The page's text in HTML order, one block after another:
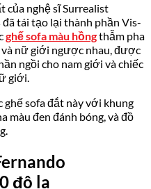
của nghệ sĩ Surrealist
đã tái tạo lại thành phần Vis-
ghế sofa màu hồngthẫm pha
nữ giới ngược nhau, được
ngồi cho nam giới và chiếc
giới.
ghế sofa đắt này với khung
màu đen đánh bóng, và đồ
đô la